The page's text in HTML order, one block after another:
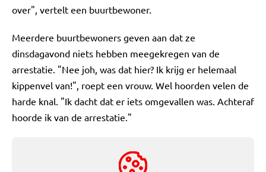
over", vertelt een buurtbewoner.
Meerdere buurtbewoners geven aan dat ze
dinsdagavond niets hebben meegekregen van de
arrestatie. "Nee joh, was dat hier? Ik krijg er helemaal
kippenvel van!", roept een vrouw. Wel hoorden velen de
harde knal. "Ik dacht dat er iets omgevallen was. Achteraf
hoorde ik van de arrestatie."